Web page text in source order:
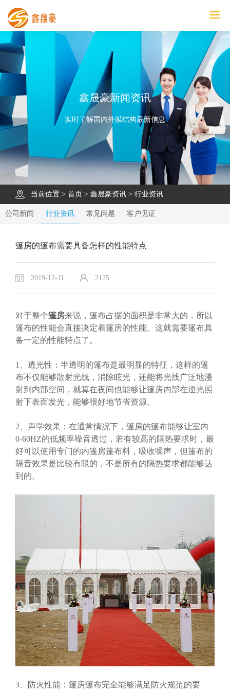
鑫晟豪首页
产品中心
工程案例
膜结构车棚
污水池反吊膜加盖
鑫晟豪资讯
关于鑫晟豪
联系鑫晟豪
鑫晟豪新闻资讯
实时了解国内外膜结构最新信息
当前位置 > 首页 > 鑫晟豪资讯 > 行业资讯
公司新闻 行业资讯 常见问题 客户见证
篷房的篷布需要具备怎样的性能特点
2019-12-11 2125
对于整个篷房来说，篷布占据的面积是非常大的，所以
篷布的性能会直接决定着篷房的性能。这就需要篷布具
备一定的性能特点了。
1、透光性：半透明的篷布是最明显的特征，这样的篷
布不仅能够散射光线，消除眩光，还能将光线广泛地漫
射到内部空间，就算在夜间也能够让篷房内部在逆光照
射下表面发光，能够很好地节省资源。
2、声学效果：在通常情况下，篷房的篷布能够让室内
0-60HZ的低频率噪音透过，若有较高的隔热要求时，最
好可以使用专门的内篷房篷布料，吸收噪声，但篷布的
隔音效果是比较有限的，不是所有的隔热要求都能够达
到的。
3、防火性能：篷房篷布完全能够满足防火规范的要